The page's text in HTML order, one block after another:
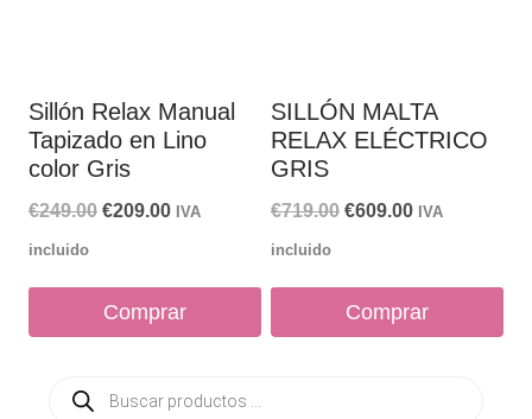
Sillón Relax Manual
Tapizado en Lino
color Gris
€249.00 El
original
era:
€209.00El
actual
es:
IVA
incluido
Comprar
SILLÓN MALTA
RELAX ELÉCTRICO
GRIS
€719.00 El
original
era:
€609.00El
actual
es:
IVA
incluido
Comprar